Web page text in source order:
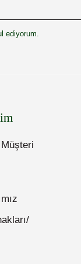
ediyorum.